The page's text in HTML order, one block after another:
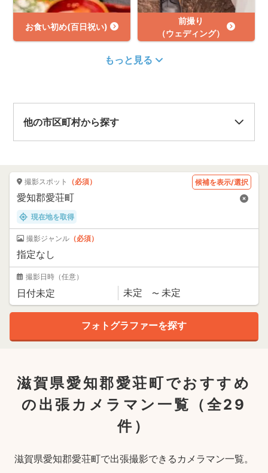
お食い初め(百日祝い)
前撮り
（ウェディング）
もっと見る
他の市区町村から探す
撮影スポット （必須） 候補を表示/選択
現在地を取得
撮影ジャンル （必須）
撮影日時 （任意）
滋賀県愛知郡愛荘町でおすすめ
の出張カメラマン一覧
（全29
件）
滋賀県愛知郡愛荘町で出張撮影できるカメラマン一覧。